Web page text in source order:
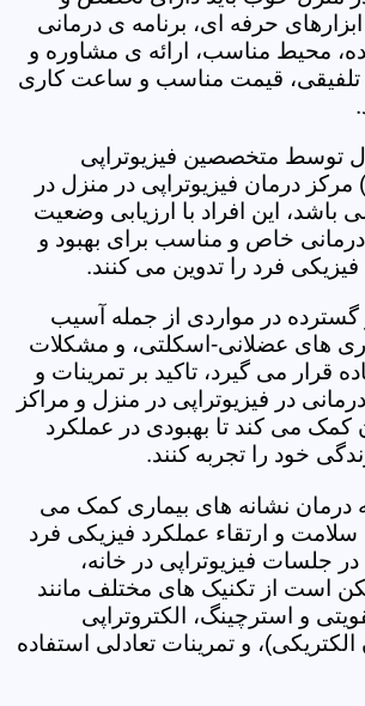
حرفه ای، برنامه ی درمانی
محیط مناسب، ارائه ی مشاوره و
تلفیقی، قیمت مناسب و ساعت کاری
توسط متخصصین فیزیوتراپی
مرکز درمان فیزیوتراپی در منزل در
باشد، این افراد با ارزیابی وضعیت
درمانی خاص و مناسب برای بهبود و
فرد را تدوین می کنند.
گسترده در مواردی از جمله آسیب
های عضلانی-اسکلتی، و مشکلات
قرار می گیرد، تاکید بر تمرینات و
در فیزیوتراپی در منزل و مراکز
کمک می کند تا بهبودی در عملکرد
خود را تجربه کنند.
درمان نشانه های بیماری کمک می
سلامت و ارتقاء عملکرد فیزیکی فرد
جلسات فیزیوتراپی در خانه،
است از تکنیک های مختلف مانند
و استرچینگ، الکتروتراپی
و تمرینات تعادلی استفاده